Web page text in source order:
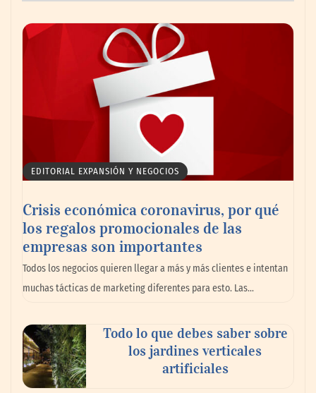
la compra de boletos con una experiencia
de pago rápida y segura
MBF Construcciones refuerza su presencia
digital con una nueva web de reformas en
Madrid
EDITORIAL EXPANSIÓN Y NEGOCIOS
Crisis económica coronavirus, por qué
los regalos promocionales de las
empresas son importantes
Todos los negocios quieren llegar a más y más clientes e intentan
muchas tácticas de marketing diferentes para esto. Las…
Todo lo que debes saber sobre
los jardines verticales
artificiales